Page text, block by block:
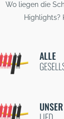
Wo liegen die
Highlights?
ALLE
UNSER